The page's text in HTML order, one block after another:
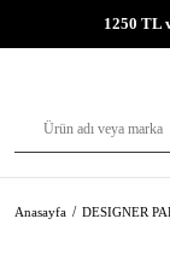
1250 TL
Anasayfa DESIGNER